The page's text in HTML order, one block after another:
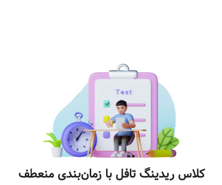
کلاس ریدینگ تافل با زمان‌بندی منعطف